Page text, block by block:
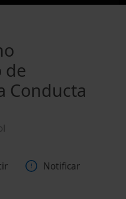
de
Conducta
Notificar